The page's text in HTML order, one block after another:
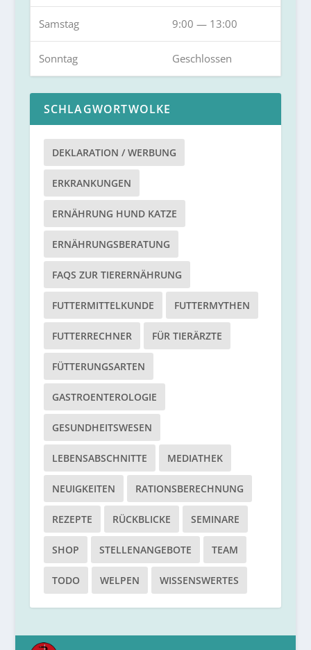
Samstag 9:00 — 13:00
Sonntag Geschlossen
SCHLAGWORTWOLKE
DEKLARATION / WERBUNG
ERKRANKUNGEN
ERNÄHRUNG HUND KATZE
ERNÄHRUNGSBERATUNG
FAQS ZUR TIERERNÄHRUNG
FUTTERMITTELKUNDE FUTTERMYTHEN
FUTTERRECHNER FÜR TIERÄRZTE
FÜTTERUNGSARTEN
GASTROENTEROLOGIE
GESUNDHEITSWESEN
LEBENSABSCHNITTE MEDIATHEK
NEUIGKEITEN RATIONSBERECHNUNG
REZEPTE RÜCKBLICKE SEMINARE
SHOP STELLENANGEBOTE TEAM
TODO WELPEN WISSENSWERTES